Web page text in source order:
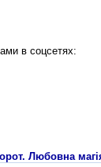
в соцсетях:
Любовна